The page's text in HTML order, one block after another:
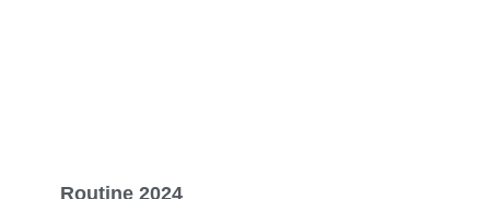
Routine 2024